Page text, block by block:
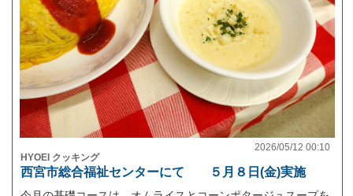
2026/05/12 00:10
HYOEI クッキング
西宮市総合福祉センターにて ５月８日(金)実施